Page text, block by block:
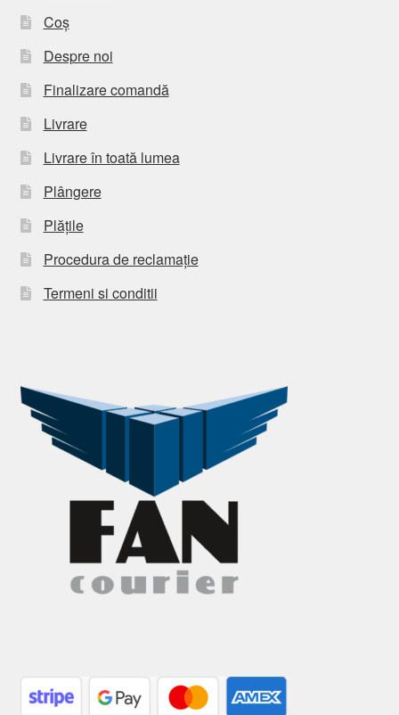
Coș
Despre noi
Finalizare comandă
Livrare
Livrare în toată lumea
Plângere
Plățile
Procedura de reclamație
Termeni si conditii